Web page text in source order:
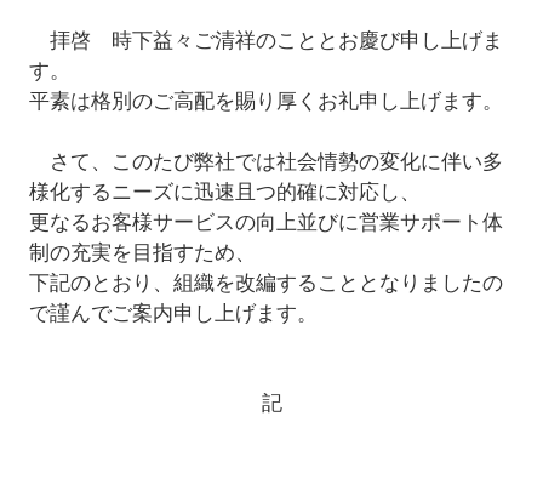
拝啓 時下益々ご清祥のこととお慶び申し上げま
す。
平素は格別のご高配を賜り厚くお礼申し上げます。
さて、このたび弊社では社会情勢の変化に伴い多
様化するニーズに迅速且つ的確に対応し、
更なるお客様サービスの向上並びに営業サポート体
制の充実を目指すため、
下記のとおり、組織を改編することとなりましたの
で謹んでご案内申し上げます。
記